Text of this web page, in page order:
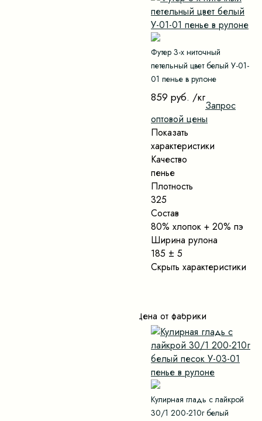
Футер 3-х ниточный
петельный цвет белый У-01-
01 пенье в рулоне
859 руб. /кг
Запрос
оптовой цены
Показать
характеристики
Качество
пенье
Плотность
325
Состав
80% хлопок + 20% пэ
Ширина рулона
185 ± 5
Скрыть характеристики
Цена от фабрики
Кулирная гладь с лайкрой
30/1 200-210г белый